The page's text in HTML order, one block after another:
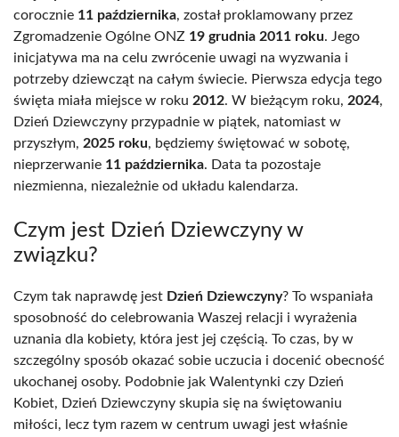
corocznie 11 października, został proklamowany przez
Zgromadzenie Ogólne ONZ 19 grudnia 2011 roku. Jego
inicjatywa ma na celu zwrócenie uwagi na wyzwania i
potrzeby dziewcząt na całym świecie. Pierwsza edycja tego
święta miała miejsce w roku 2012. W bieżącym roku, 2024,
Dzień Dziewczyny przypadnie w piątek, natomiast w
przyszłym, 2025 roku, będziemy świętować w sobotę,
nieprzerwanie 11 października. Data ta pozostaje
niezmienna, niezależnie od układu kalendarza.
Czym jest Dzień Dziewczyny w
związku?
Czym tak naprawdę jest Dzień Dziewczyny? To wspaniała
sposobność do celebrowania Waszej relacji i wyrażenia
uznania dla kobiety, która jest jej częścią. To czas, by w
szczególny sposób okazać sobie uczucia i docenić obecność
ukochanej osoby. Podobnie jak Walentynki czy Dzień
Kobiet, Dzień Dziewczyny skupia się na świętowaniu
miłości, lecz tym razem w centrum uwagi jest właśnie